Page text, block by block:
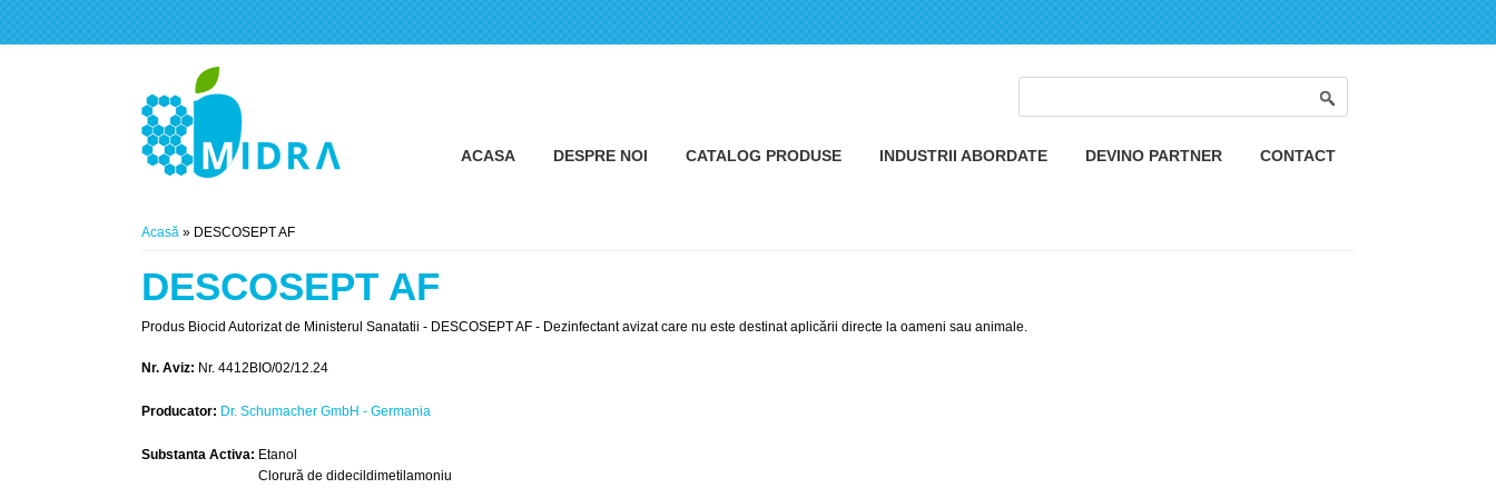
ACASA DESPRE NOI CATALOG PRODUSE INDUSTRII ABORDATE DEVINO PARTNER CONTACT
Eşti aici
Acasă » DESCOSEPT AF
DESCOSEPT AF
Produs Biocid Autorizat de Ministerul Sanatatii - DESCOSEPT AF - Dezinfectant avizat care nu este destinat aplicării directe la oameni sau animale.
Nr. Aviz: Nr. 4412BIO/02/12.24
Producator: Dr. Schumacher GmbH - Germania
Substanta Activa: Etanol
Clorură de didecildimetilamoniu